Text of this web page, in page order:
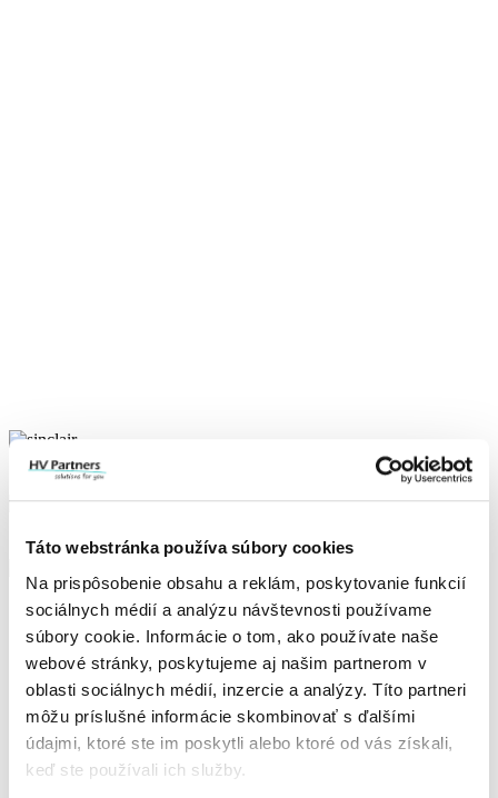
Táto webstránka používa súbory cookies
Na prispôsobenie obsahu a reklám, poskytovanie funkcií
sociálnych médií a analýzu návštevnosti používame
súbory cookie. Informácie o tom, ako používate naše
webové stránky, poskytujeme aj našim partnerom v
oblasti sociálnych médií, inzercie a analýzy. Títo partneri
môžu príslušné informácie skombinovať s ďalšími
údajmi, ktoré ste im poskytli alebo ktoré od vás získali,
keď ste používali ich služby.